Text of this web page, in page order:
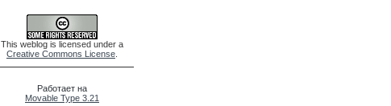
This weblog is licensed under a
Creative Commons License
Работает на
Movable Type 3.21